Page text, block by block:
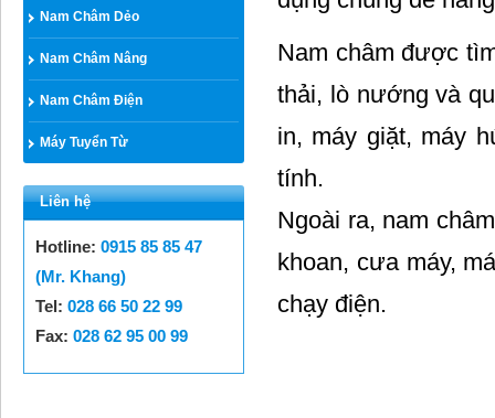
Nam châm được
thải, lò nướng và
in, máy giặt, máy
tính.
Ngoài ra, nam
khoan, cưa máy,
chạy điện.
Nam Châm Dẻo
Nam Châm Nâng
Nam Châm Điện
Máy Tuyển Từ
Liên hệ
Hotline: 0915 85 85 47
(Mr. Khang)
Tel: 028 66 50 22 99
Fax: 028 62 95 00 99